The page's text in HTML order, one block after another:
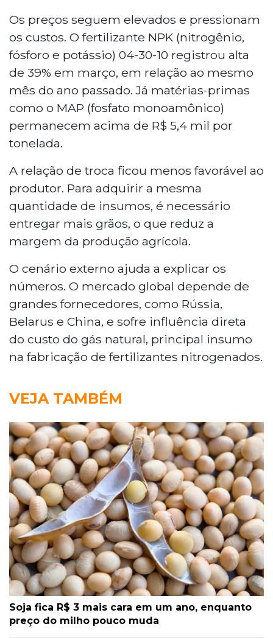
Os preços seguem elevados e pressionam
os custos. O fertilizante NPK (nitrogênio,
fósforo e potássio) 04-30-10 registrou alta
de 39% em março, em relação ao mesmo
mês do ano passado. Já matérias-primas
como o MAP (fosfato monoamônico)
permanecem acima de R$ 5,4 mil por
tonelada.
A relação de troca ficou menos favorável ao
produtor. Para adquirir a mesma
quantidade de insumos, é necessário
entregar mais grãos, o que reduz a
margem da produção agrícola.
O cenário externo ajuda a explicar os
números. O mercado global depende de
grandes fornecedores, como Rússia,
Belarus e China, e sofre influência direta
do custo do gás natural, principal insumo
na fabricação de fertilizantes nitrogenados.
VEJA TAMBÉM
Soja fica R$ 3 mais cara em um ano, enquanto
preço do milho pouco muda